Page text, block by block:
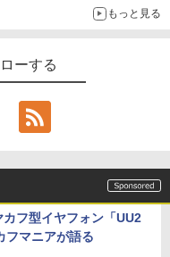
もっと見る
ーする
フ型イヤフォン「UU2
フマニアが語る